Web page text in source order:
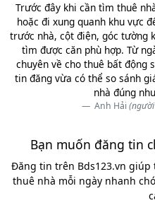
Trước đây khi cần tìm thuê
hoặc đi xung quanh khu vực
trước nhà, cột điện, góc tường
tìm được căn phù hợp. Từ
chuyên về cho thuê bất động
tin đăng vừa có thể so sánh
nhà đúng
Anh Hải (người
Bạn muốn đăng tin
Đăng tin trên Bds123.vn giúp
thuê nhà mỗi ngày nhanh